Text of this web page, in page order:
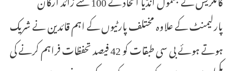
پارلیمنٹ کے علاوہ مختلف پارٹیوں کے اہم قائدین نے شریک
ہوتے ہوئے بی سی طبقات کو 42 فیصد تحفظات فراہم کرنے کی